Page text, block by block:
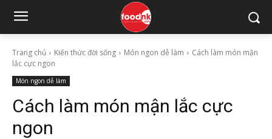
Trang chủ Kiến thức đời sống Món ngon dễ làm
Cách làm món mận
lắc cực ngon
Món ngon dễ làm
Cách làm món mận lắc cực
ngon